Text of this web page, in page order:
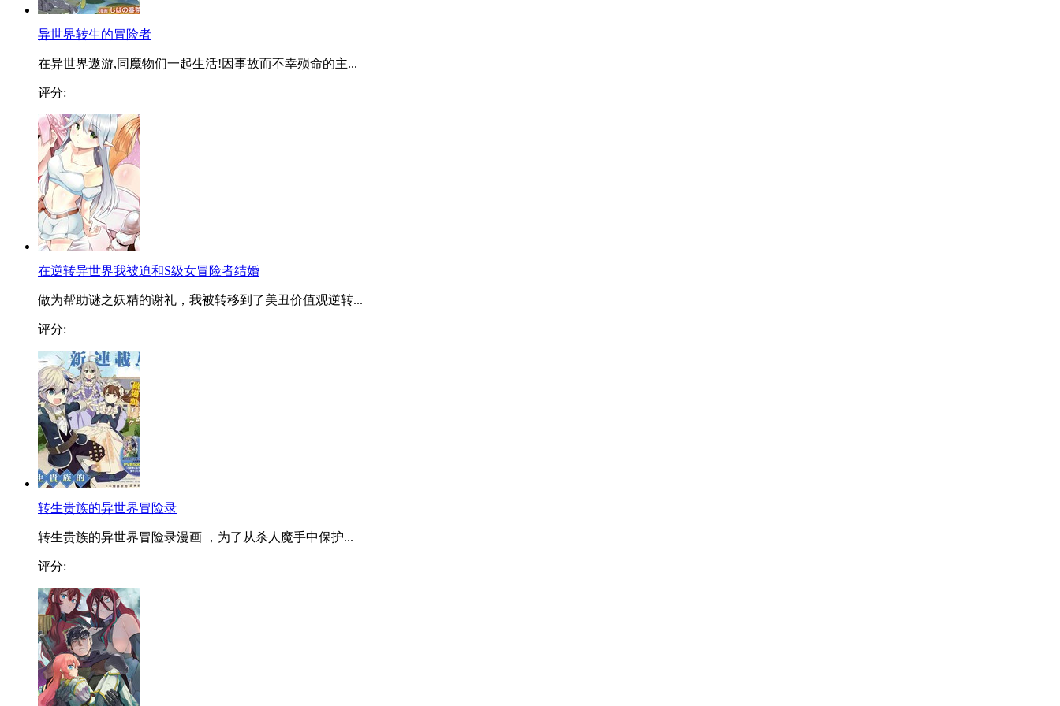
异世界转生的冒险者
在异世界遨游,同魔物们一起生活!因事故而不幸殒命的主...
评分:
在逆转异世界我被迫和S级女冒险者结婚
做为帮助谜之妖精的谢礼，我被转移到了美丑价值观逆转...
评分:
转生贵族的异世界冒险录
转生贵族的异世界冒险录漫画 ，为了从杀人魔手中保护...
评分: